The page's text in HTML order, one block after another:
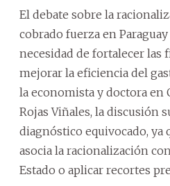
El debate sobre la
cobrado fuerza en
necesidad de fortalecer las
mejorar la eficiencia del
la economista y doctora en
Rojas Viñales, la discusión
diagnóstico equivocado, ya
asocia la racionalización
Estado o aplicar recortes